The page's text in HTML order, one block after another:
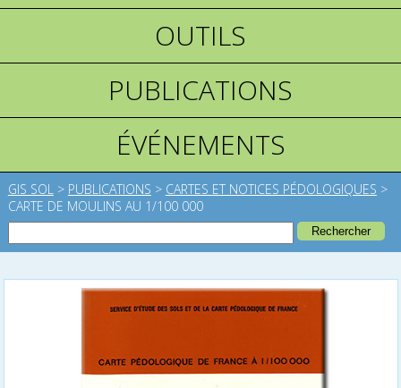
OUTILS
PUBLICATIONS
ÉVÉNEMENTS
GIS SOL > PUBLICATIONS > CARTES ET NOTICES PÉDOLOGIQUES >
CARTE DE MOULINS AU 1/100 000